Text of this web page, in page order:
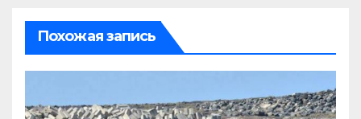
Похожая запись